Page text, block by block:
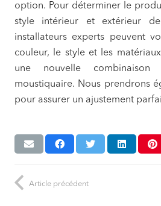
option. Pour déterminer le
style intérieur et extérieur
installateurs experts peuvent
couleur, le style et les
une nouvelle
moustiquaire. Nous prendrons
pour assurer un ajustement
Article précédent